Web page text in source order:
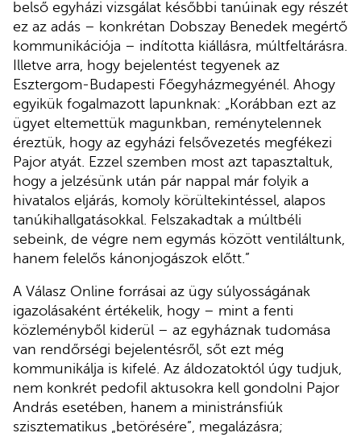
belső egyházi vizsgálat későbbi tanúinak egy részét
ez az adás – konkrétan Dobszay Benedek megértő
kommunikációja – indította kiállásra, múltfeltárásra.
Illetve arra, hogy bejelentést tegyenek az
Esztergom-Budapesti Főegyházmegyénél. Ahogy
egyikük fogalmazott lapunknak: „Korábban ezt az
ügyet eltemettük magunkban, reménytelennek
éreztük, hogy az egyházi felsővezetés megfékezi
Pajor atyát. Ezzel szemben most azt tapasztaltuk,
hogy a jelzésünk után pár nappal már folyik a
hivatalos eljárás, komoly körültekintéssel, alapos
tanúkihallgatásokkal. Felszakadtak a múltbéli
sebeink, de végre nem egymás között ventiláltunk,
hanem felelős kánonjogászok előtt.”
A Válasz Online forrásai az ügy súlyosságának
igazolásaként értékelik, hogy – mint a fenti
közleményből kiderül – az egyháznak tudomása
van rendőrségi bejelentésről, sőt ezt még
kommunikálja is kifelé. Az áldozatoktól úgy tudjuk,
nem konkrét pedofil aktusokra kell gondolni Pajor
András esetében, hanem a ministránsfiúk
szisztematikus „betörésére”, megalázásra;